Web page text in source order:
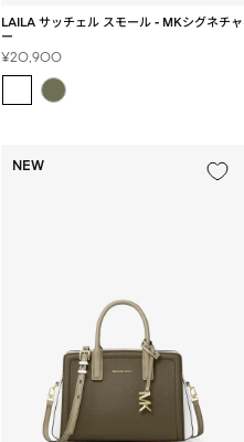
LAILA サッチェル スモール - MKシグネチャ
ー
セ
ー
¥20,900
NEW